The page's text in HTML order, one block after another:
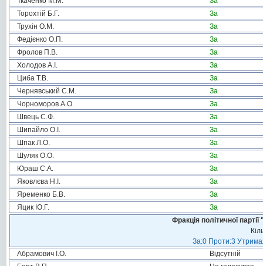
Торохтій Б.Г.
За
Трухін О.М.
За
Федієнко О.П.
За
Фролов П.В.
За
Холодов А.І.
За
Циба Т.В.
За
Чернявський С.М.
За
Чорноморов А.О.
За
Швець С.Ф.
За
Шипайло О.І.
За
Шпак Л.О.
За
Шуляк О.О.
За
Юраш С.А.
За
Яковлєва Н.І.
За
Яременко Б.В.
За
Яцик Ю.Г.
За
Фракція політичної
За:0 Проти:3
Абрамович І.О.
Відсутній